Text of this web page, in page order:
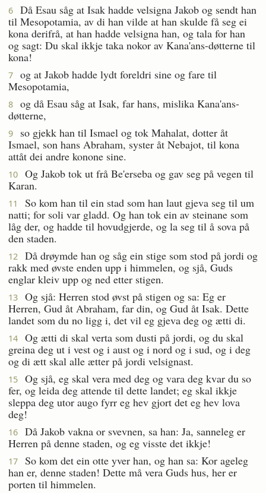
6
Då Esau såg at Isak hadde velsigna Jakob og sendt han
til Mesopotamia, av di han vilde at han skulde få seg ei
kona derifrå, at han hadde velsigna han, og tala for han
og sagt: Du skal ikkje taka nokor av Kana'ans-døtterne til
kona!
7
og at Jakob hadde lydt foreldri sine og fare til
Mesopotamia,
8
og då Esau såg at Isak, far hans, mislika Kana'ans-
døtterne,
9
so gjekk han til Ismael og tok Mahalat, dotter åt
Ismael, son hans Abraham, syster åt Nebajot, til kona
attåt dei andre konone sine.
10
Og Jakob tok ut frå Be'erseba og gav seg på vegen til
Karan.
11
So kom han til ein stad som han laut gjeva seg til um
natti; for soli var gladd. Og han tok ein av steinane som
låg der, og hadde til hovudgjerde, og la seg til å sova på
den staden.
12
Då drøymde han og såg ein stige som stod på jordi og
rakk med øvste enden upp i himmelen, og sjå, Guds
englar kleiv upp og ned etter stigen.
13
Og sjå: Herren stod øvst på stigen og sa: Eg er
Herren, Gud åt Abraham, far din, og Gud åt Isak. Dette
landet som du no ligg i, det vil eg gjeva deg og ætti di.
14
Og ætti di skal verta som dusti på jordi, og du skal
greina deg ut i vest og i aust og i nord og i sud, og i deg
og di ætt skal alle ætter på jordi velsignast.
15
Og sjå, eg skal vera med deg og vara deg kvar du so
fer, og leida deg attende til dette landet; eg skal ikkje
sleppa deg utor augo fyrr eg hev gjort det eg hev lova
deg!
16
Då Jakob vakna or svevnen, sa han: Ja, sanneleg er
Herren på denne staden, og eg visste det ikkje!
17
So kom det ein otte yver han, og han sa: Kor ageleg
han er, denne staden! Dette må vera Guds hus, her er
porten til himmelen.